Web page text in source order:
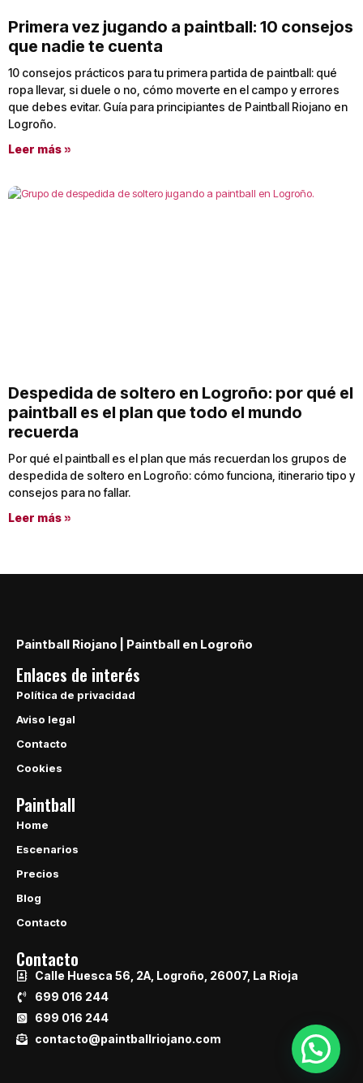
Primera vez jugando a paintball: 10 consejos
que nadie te cuenta
10 consejos prácticos para tu primera partida de paintball: qué
ropa llevar, si duele o no, cómo moverte en el campo y errores
que debes evitar. Guía para principiantes de Paintball Riojano en
Logroño.
Leer más »
Despedida de soltero en Logroño: por qué el
paintball es el plan que todo el mundo
recuerda
Por qué el paintball es el plan que más recuerdan los grupos de
despedida de soltero en Logroño: cómo funciona, itinerario tipo y
consejos para no fallar.
Leer más »
Paintball Riojano | Paintball en Logroño
Enlaces de interés
Política de privacidad
Aviso legal
Contacto
Cookies
Paintball
Home
Escenarios
Precios
Blog
Contacto
Contacto
Calle Huesca 56, 2A, Logroño, 26007, La Rioja
699 016 244
699 016 244
contacto@paintballriojano.com